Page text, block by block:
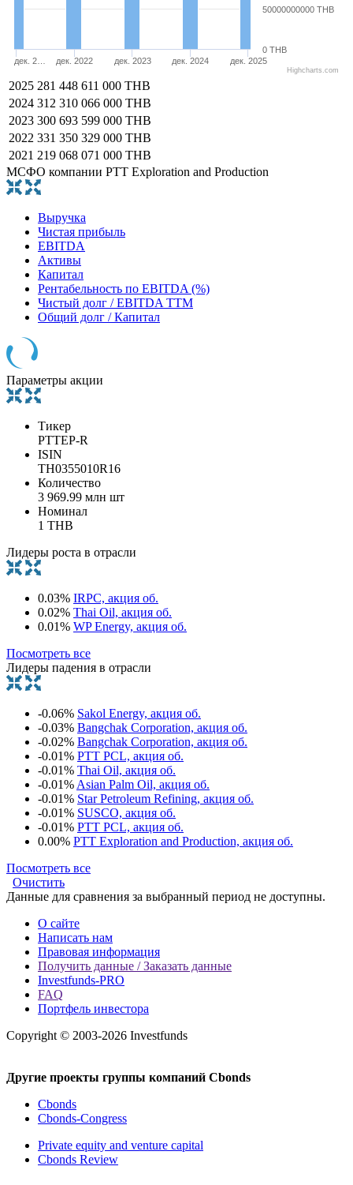
дек. 2… дек. 2022 дек. 2023 дек. 2024 дек. 2025
0 THB
50000000000 THB
Highcharts.com
2025 281 448 611 000 THB
2024 312 310 066 000 THB
2023 300 693 599 000 THB
2022 331 350 329 000 THB
2021 219 068 071 000 THB
МСФО компании PTT Exploration and Production
Выручка
Чистая прибыль
EBITDA
Активы
Капитал
Рентабельность по EBITDA (%)
Чистый долг / EBITDA TTM
Общий долг / Капитал
Параметры акции
Тикер
PTTEP-R
ISIN
TH0355010R16
Количество
3 969.99 млн шт
Номинал
1 THB
Лидеры роста в отрасли
0.03% IRPC, акция об.
0.02% Thai Oil, акция об.
0.01% WP Energy, акция об.
Посмотреть все
Лидеры падения в отрасли
-0.06% Sakol Energy, акция об.
-0.03% Bangchak Corporation, акция об.
-0.02% Bangchak Corporation, акция об.
-0.01% PTT PCL, акция об.
-0.01% Thai Oil, акция об.
-0.01% Asian Palm Oil, акция об.
-0.01% Star Petroleum Refining, акция об.
-0.01% SUSCO, акция об.
-0.01% PTT PCL, акция об.
0.00% PTT Exploration and Production, акция об.
Посмотреть все
Очистить
Данные для сравнения за выбранный период не доступны.
О сайте
Написать нам
Правовая информация
Получить данные / Заказать данные
Investfunds-PRO
FAQ
Портфель инвестора
Copyright © 2003-2026 Investfunds
Другие проекты группы компаний Cbonds
Cbonds
Cbonds-Congress
Private equity and venture capital
Cbonds Review